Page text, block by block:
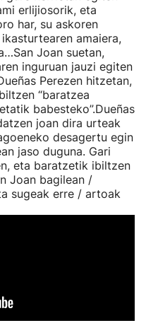
erlijiosorik, eta
har, su askoren
amaiera,
Joan suetan,
inguruan jauzi egiten
Perezen hitzetan,
“baratzea
babesteko”.Dueñas
joan dira urteak
desagertu egin
jaso duguna. Gari
eta baratzetik ibiltzen
Joan bagilean /
sugeak erre / artoak